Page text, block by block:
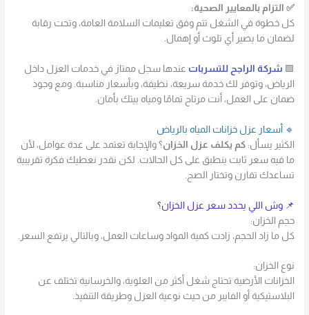
✅ التزام بالمعايير الصحية:
كل خطوة في الشغل تتم وفق تعليمات السلامة العامة، وتحت رقابة
لضمان ما يصير أي تلوث أو إهمال.
🟩 شركة الراجح للتسربات عندها سجل ممتاز في خدمات العزل داخل
الرياض، وتوفر لك خدمة سريعة، نظيفة، وبأسعار مناسبة. ومع وجود
ضمان على العمل، أنت مرتاح تمامًا ومياه بيتك بأمان.
🔹 أسعار عزل خزانات المياه بالرياض
الكثير يسأل:كم يكلف عزل الخزان؟ والإجابة تعتمد على عدة عوامل، لأن
ما فيه سعر ثابت ينطبق على كل الحالات. لكن نقدر نعطيك فكرة تقريبية
تساعدك تقارن وتختار الصح.
📌 وش اللي يحدد سعر عزل الخزان؟
حجم الخزان:
كل ما زاد الحجم، زادت كمية المواد وساعات العمل، وبالتالي يرتفع السعر.
نوع الخزان:
الخزانات الأرضية تحتاج شغل أكثر من العلوية، والخرسانية تختلف عن
البلاستيكية أو الفايبر من حيث نوعية العزل وطريقة التنفيذ.